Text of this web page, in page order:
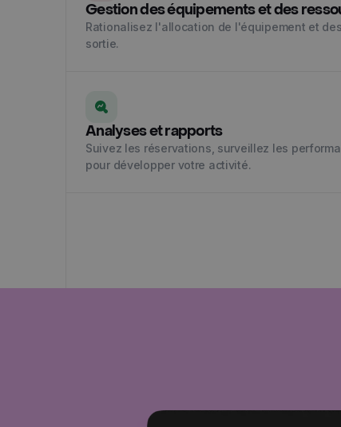
Gestion des équipements et des
Rationalisez l'allocation de l'équipement et
sortie.
Analyses et rapports
Suivez les réservations, surveillez les
pour développer votre activité.